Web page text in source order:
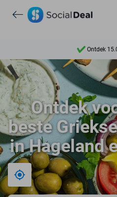
Ontdek
7 dagen per
10+
Ontdek
Ontdek
beste
in Hageland
Bij mij in de buurt